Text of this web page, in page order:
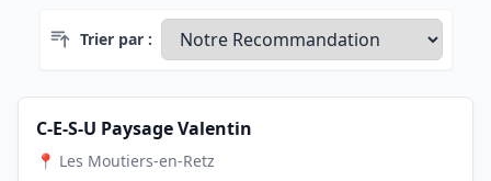
Trier par :
C-E-S-U Paysage Valentin
📍 Les Moutiers-en-Retz